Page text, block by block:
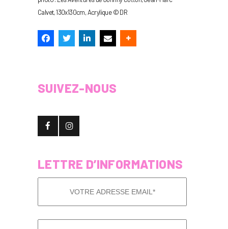
Calvet, 130x130cm, Acrylique © DR
SUIVEZ-NOUS
LETTRE D’INFORMATIONS